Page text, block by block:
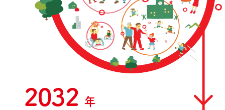
2032 年